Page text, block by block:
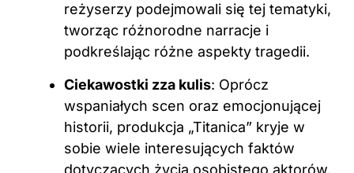
reżyserzy podejmowali się tej tematyki,
tworząc różnorodne narracje i
podkreślając różne aspekty tragedii.
Ciekawostki zza kulis: Oprócz
wspaniałych scen oraz emocjonującej
historii, produkcja „Titanica” kryje w
sobie wiele interesujących faktów
dotyczących życia osobistego aktorów.